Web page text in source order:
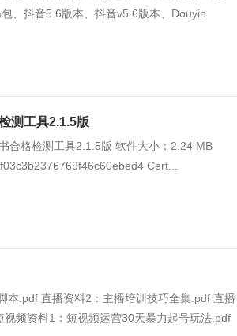
、抖音5.6版本、抖音v5.6版本、Douyin
测工具2.1.5版
合格检测工具2.1.5版 软件大小：2.24 MB
Cert...
本.pdf 直播资料2：主播培训技巧全集.pdf 直播
频资料1：短视频运营30天暴力起号玩法.pdf